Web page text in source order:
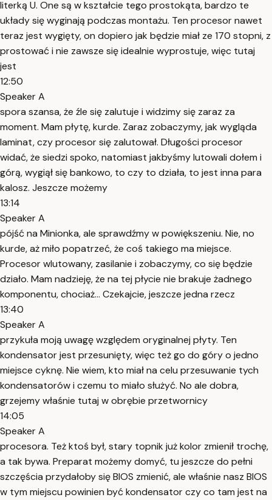
literką U. One są w kształcie tego prostokąta, bardzo te
układy się wyginają podczas montażu. Ten procesor nawet
teraz jest wygięty, on dopiero jak będzie miał ze 170 stopni, z
prostować i nie zawsze się idealnie wyprostuje, więc tutaj
jest
12:50
Speaker A
spora szansa, że źle się zalutuje i widzimy się zaraz za
moment. Mam płytę, kurde. Zaraz zobaczymy, jak wygląda
laminat, czy procesor się zalutował. Długości procesor
widać, że siedzi spoko, natomiast jakbyśmy lutowali dołem i
górą, wygiął się bankowo, to czy to działa, to jest inna para
kalosz. Jeszcze możemy
13:14
Speaker A
pójść na Minionka, ale sprawdźmy w powiększeniu. Nie, no
kurde, aż miło popatrzeć, że coś takiego ma miejsce.
Procesor wlutowany, zasilanie i zobaczymy, co się będzie
działo. Mam nadzieję, że na tej płycie nie brakuje żadnego
komponentu, chociaż... Czekajcie, jeszcze jedna rzecz
13:40
Speaker A
przykuła moją uwagę względem oryginalnej płyty. Ten
kondensator jest przesunięty, więc też go do góry o jedno
miejsce cyknę. Nie wiem, kto miał na celu przesuwanie tych
kondensatorów i czemu to miało służyć. No ale dobra,
grzejemy właśnie tutaj w obrębie przetwornicy
14:05
Speaker A
procesora. Też ktoś był, stary topnik już kolor zmienił trochę,
a tak bywa. Preparat możemy domyć, tu jeszcze do pełni
szczęścia przydałoby się BIOS zmienić, ale właśnie nasz BIOS
w tym miejscu powinien być kondensator czy co tam jest na